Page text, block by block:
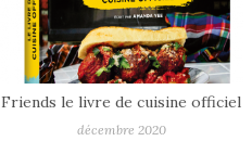
Friends le livre de cuisine officiel
décembre 2020